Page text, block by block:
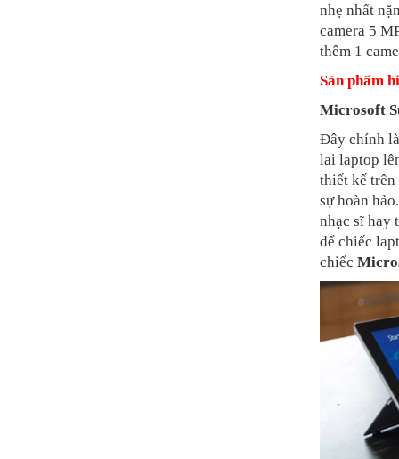
nhẹ nhất
camera 5
thêm 1
Sản phẩm
Microsoft
Đây chính
lai laptop
thiết kế trên
sự hoàn
nhạc sĩ hay
để chiếc
chiếc